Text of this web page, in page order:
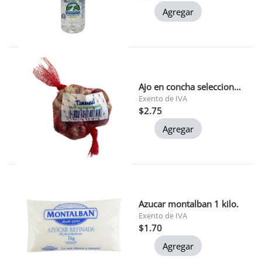
Agregar
Ajo en concha seleccionado la nona 120gr
Exento de IVA
$2.75
Agregar
Azucar montalban 1 kilo.
Exento de IVA
$1.70
Agregar